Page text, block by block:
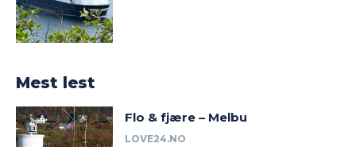
Mest lest
Flo & fjære – Melbu
LOVE24.NO